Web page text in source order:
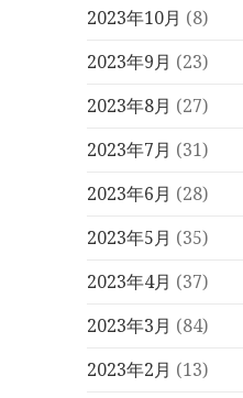
2023年10月 (8)
2023年9月 (23)
2023年8月 (27)
2023年7月 (31)
2023年6月 (28)
2023年5月 (35)
2023年4月 (37)
2023年3月 (84)
2023年2月 (13)